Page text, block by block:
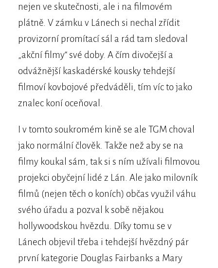
nejen ve skutečnosti, ale i na filmovém
plátně. V zámku v Lánech si nechal zřídit
provizorní promítací sál a rád tam sledoval
„akční filmy“ své doby. A čím divočejší a
odvážnější kaskadérské kousky tehdejší
filmoví kovbojové předváděli, tím víc to jako
znalec koní oceňoval.
I v tomto soukromém kině se ale TGM choval
jako normální člověk. Takže než aby se na
filmy koukal sám, tak si s ním užívali filmovou
projekci obyčejní lidé z Lán. Ale jako milovník
filmů (nejen těch o koních) občas využil váhu
svého úřadu a pozval k sobě nějakou
hollywoodskou hvězdu. Díky tomu se v
Lánech objevil třeba i tehdejší hvězdný pár
první kategorie Douglas Fairbanks a Mary